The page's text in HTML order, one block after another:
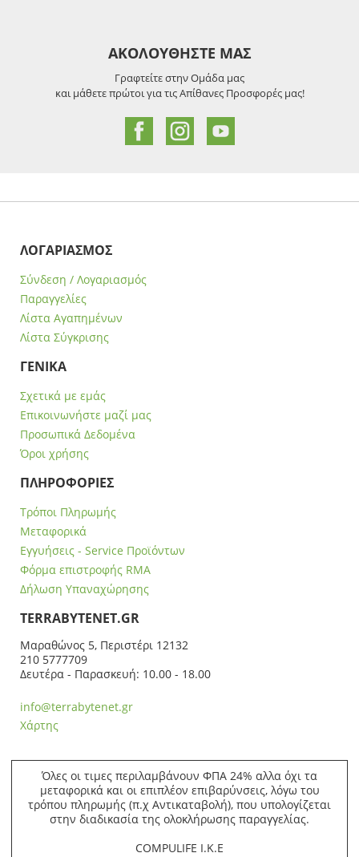
ΑΚΟΛΟΥΘΗΣΤΕ ΜΑΣ
Γραφτείτε στην Ομάδα μας
και μάθετε πρώτοι για τις Απίθανες Προσφορές μας!
ΛΟΓΑΡΙΑΣΜΟΣ
Σύνδεση / Λογαριασμός
Παραγγελίες
Λίστα Αγαπημένων
Λίστα Σύγκρισης
ΓΕΝΙΚΑ
Σχετικά με εμάς
Επικοινωνήστε μαζί μας
Προσωπικά Δεδομένα
Όροι χρήσης
ΠΛΗΡΟΦΟΡΙΕΣ
Τρόποι Πληρωμής
Μεταφορικά
Εγγυήσεις - Service Προϊόντων
Φόρμα επιστροφής RMA
Δήλωση Υπαναχώρησης
ΤERRABYTENET.GR
Μαραθώνος 5, Περιστέρι 12132
210 5777709
Δευτέρα - Παρασκευή: 10.00 - 18.00
info@terrabytenet.gr
Χάρτης
Όλες οι τιμες περιλαμβάνουν ΦΠΑ 24% αλλα όχι τα
μεταφορικά και οι επιπλέον επιβαρύνσεις, λόγω του
τρόπου πληρωμής (π.χ Αντικαταβολή), που υπολογίζεται
στην διαδικασία της ολοκλήρωσης παραγγελίας.
COMPULIFE Ι.Κ.Ε